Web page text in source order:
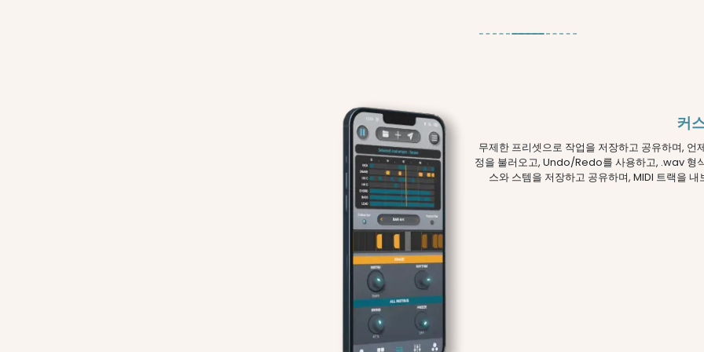
커
무제한 프리셋으로 작업을 저장하고 공유하며, 언
정을 불러오고, Undo/Redo를 사용하고, .wav 형
스와 스템을 저장하고 공유하며, MIDI 트랙을 내